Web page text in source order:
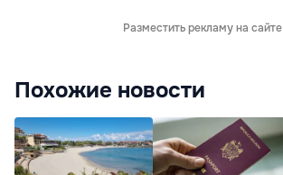
Разместить рекламу на сайте
Похожие новости